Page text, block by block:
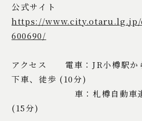
公式サイト
https://www.city.otaru.lg.jp/
600690/
アクセス 電車：JR小樽駅か
下車、徒歩 (10分)
車：札樽自動車道小
(15分)